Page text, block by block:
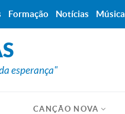
esperança"
CANÇÃO NOVA
Formação Notícias Música